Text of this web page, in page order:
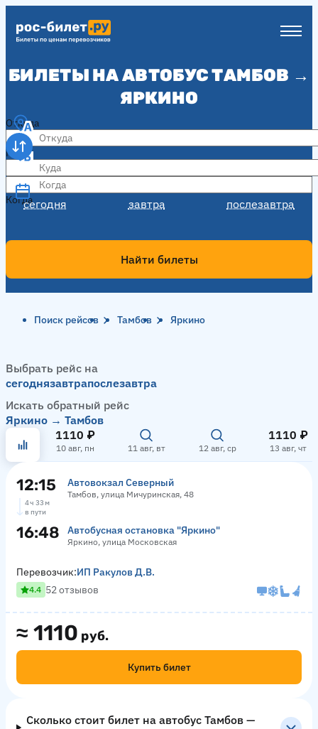
БИЛЕТЫ НА АВТОБУС ТАМБОВ →
ЯРКИНО
Откуда
Куда
Когда
сегодня завтра послезавтра
Когда
Найти билеты
Поиск рейсов Тамбов Яркино
Выбрать рейс на
сегоднязавтрапослезавтра
Искать обратный рейс
Яркино → Тамбов
1110 ₽
10 авг, пн 11 авг, вт 12 авг, ср
1110 ₽
13 авг, чт
12:15 Автовокзал Северный
Тамбов, улица Мичуринская, 48
4 ч 33 м
в пути
16:48 Автобусная остановка "Яркино"
Яркино, улица Московская
≈ 1110 руб.
Купить билет
Перевозчик:ИП Ракулов Д.В.
4.4 52 отзывов
Сколько стоит билет на автобус Тамбов —